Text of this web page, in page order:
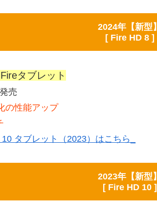
2024年【新型】
[ Fire HD 8 ]
タブレット
売
の性能アップ
10 タブレット（2023）はこちら_
2023年【新型】
[ Fire HD 10 ]